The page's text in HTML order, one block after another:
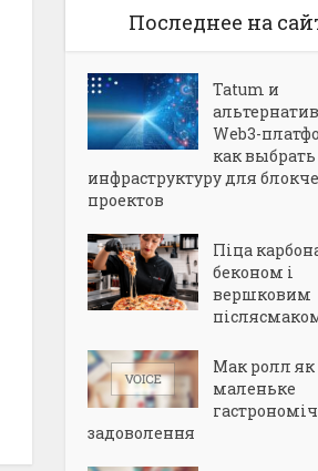
Последнее на
Tatum и
Web3-
как выбрать
инфраструктуру для
проектов
Піца
беконом і
вершковим
Мак ролл як
маленьке
задоволення